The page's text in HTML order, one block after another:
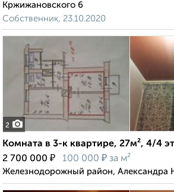
Кржижановского 6
Собственник, 23.10.2020
2
Комната в 3-к квартире, 27м², 4/4
2 700 000 ₽ 100 000 ₽ за м²
Железнодорожный район, Александра